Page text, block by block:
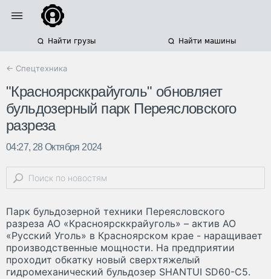
Найти грузы Найти машины
← Спецтехника
"Красноярсккрайуголь" обновляет
бульдозерный парк Переясловского
разреза
04:27, 28 Октября 2024
Парк бульдозерной техники Переясловского
разреза АО «Красноярсккрайуголь» – актив АО
«Русский Уголь» в Красноярском крае - наращивает
производственные мощности. На предприятии
проходит обкатку новый сверхтяжелый
гидромеханический бульдозер SHANTUI SD60-C5.